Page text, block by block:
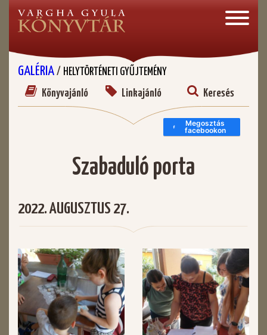
GALÉRIA / HELYTÖRTÉNETI GYŰJTEMÉNY
Könyvajánló
Linkajánló Keresés
Megosztás
facebookon
Szabaduló porta
2022. AUGUSZTUS 27.